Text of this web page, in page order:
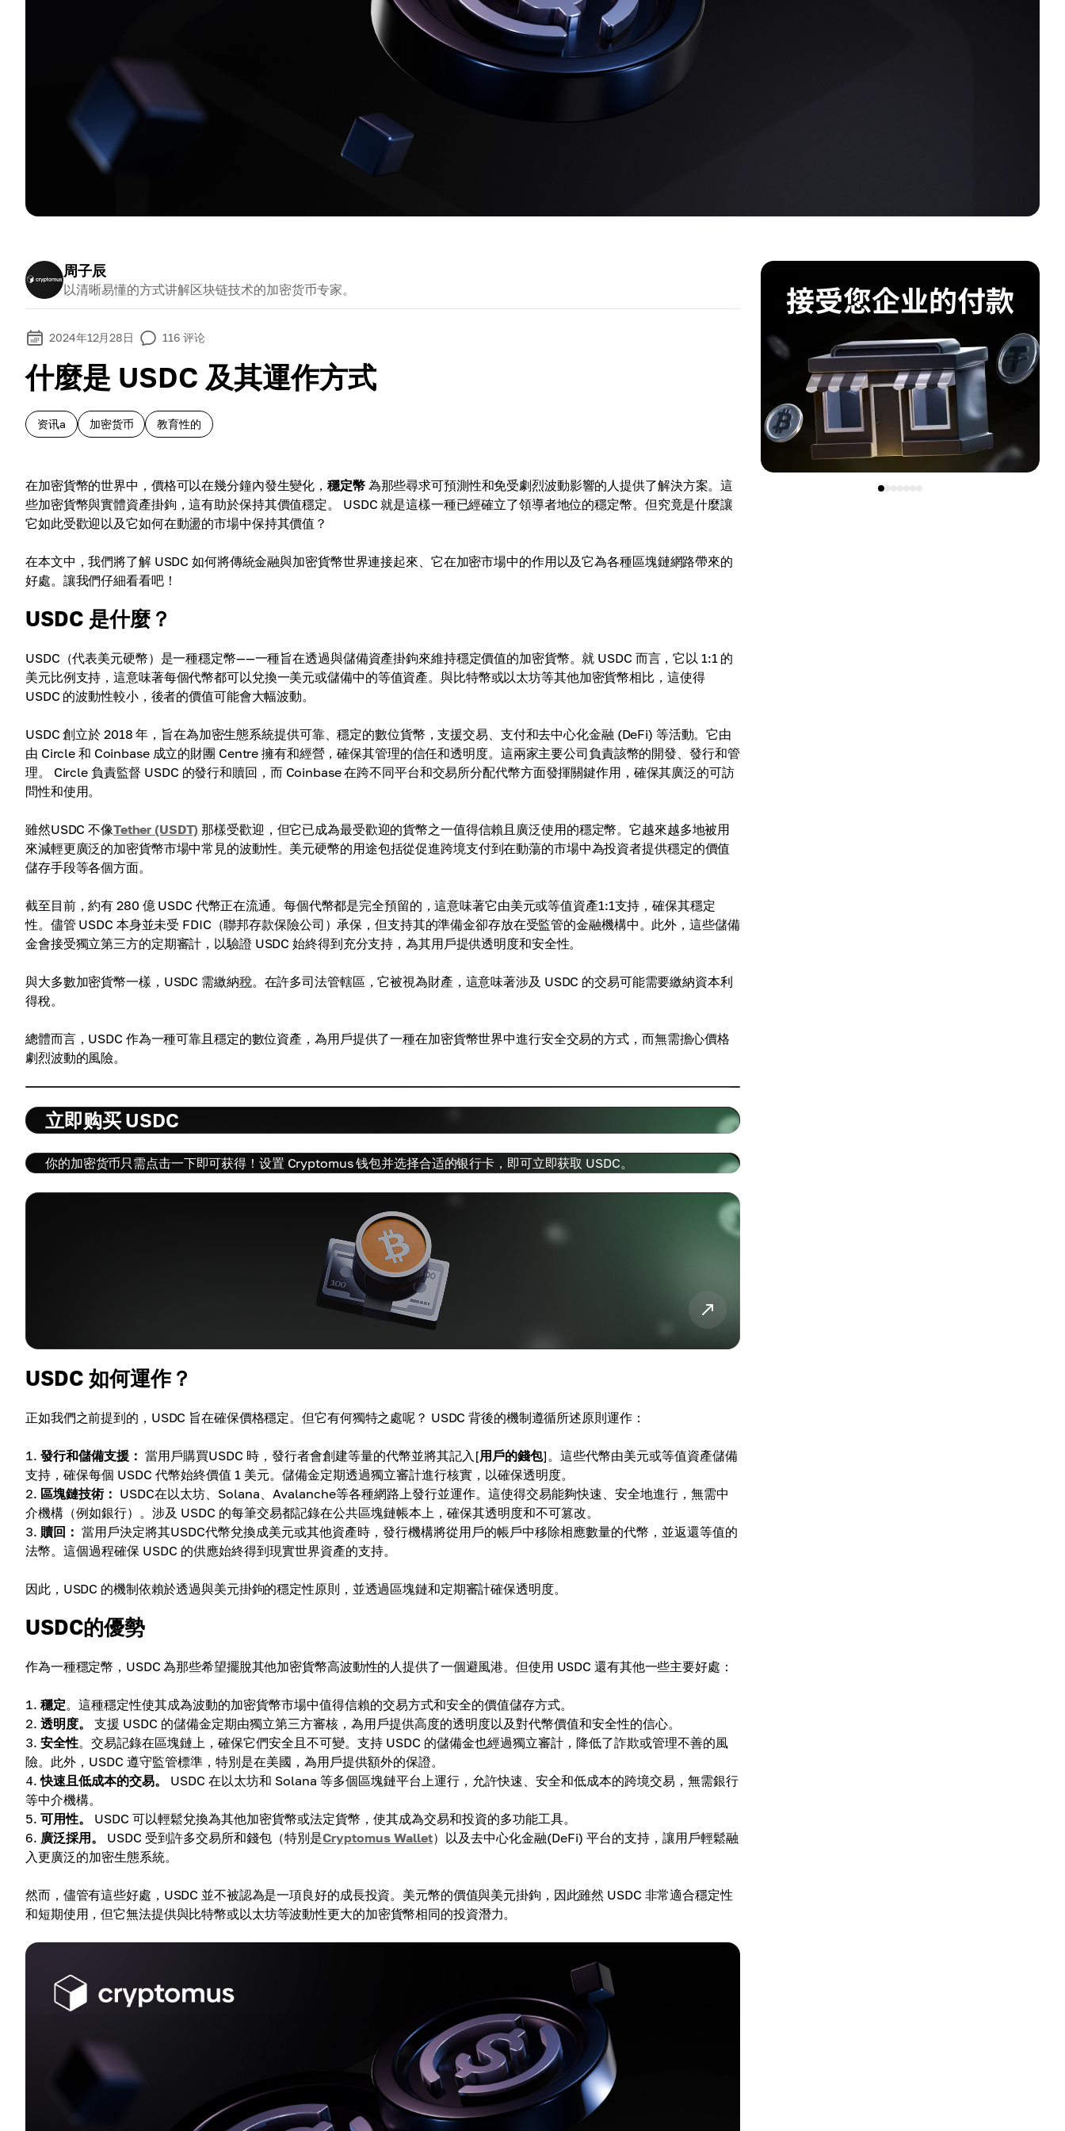
周子辰
以清晰易懂的方式讲解区块链技术的加密货币专家。
2024年12月28日 116 评论
什麼是 USDC 及其運作方式
资讯a 加密货币 教育性的
在加密貨幣的世界中，價格可以在幾分鐘內發生變化，穩定幣為那些尋求可預測性和免受劇烈波動影響的人提供了解決方案。這
些加密貨幣與實體資產掛鉤，這有助於保持其價值穩定。 USDC 就是這樣一種已經確立了領導者地位的穩定幣。但究竟是什麼讓
它如此受歡迎以及它如何在動盪的市場中保持其價值？
在本文中，我們將了解 USDC 如何將傳統金融與加密貨幣世界連接起來、它在加密市場中的作用以及它為各種區塊鏈網路帶來的
好處。讓我們仔細看看吧！
USDC 是什麼？
USDC（代表美元硬幣）是一種穩定幣——一種旨在透過與儲備資產掛鉤來維持穩定價值的加密貨幣。就 USDC 而言，它以 1:1 的
美元比例支持，這意味著每個代幣都可以兌換一美元或儲備中的等值資產。與比特幣或以太坊等其他加密貨幣相比，這使得
USDC 的波動性較小，後者的價值可能會大幅波動。
USDC 創立於 2018 年，旨在為加密生態系統提供可靠、穩定的數位貨幣，支援交易、支付和去中心化金融 (DeFi) 等活動。它由
由 Circle 和 Coinbase 成立的財團 Centre 擁有和經營，確保其管理的信任和透明度。這兩家主要公司負責該幣的開發、發行和管
理。 Circle 負責監督 USDC 的發行和贖回，而 Coinbase 在跨不同平台和交易所分配代幣方面發揮關鍵作用，確保其廣泛的可訪
問性和使用。
雖然USDC 不像Tether (USDT) 那樣受歡迎，但它已成為最受歡迎的貨幣之一值得信賴且廣泛使用的穩定幣。它越來越多地被用
來減輕更廣泛的加密貨幣市場中常見的波動性。美元硬幣的用途包括從促進跨境支付到在動蕩的市場中為投資者提供穩定的價值
儲存手段等各個方面。
截至目前，約有 280 億 USDC 代幣正在流通。每個代幣都是完全預留的，這意味著它由美元或等值資產1:1支持，確保其穩定
性。儘管 USDC 本身並未受 FDIC（聯邦存款保險公司）承保，但支持其的準備金卻存放在受監管的金融機構中。此外，這些儲備
金會接受獨立第三方的定期審計，以驗證 USDC 始終得到充分支持，為其用戶提供透明度和安全性。
與大多數加密貨幣一樣，USDC 需繳納稅。在許多司法管轄區，它被視為財產，這意味著涉及 USDC 的交易可能需要繳納資本利
得稅。
總體而言，USDC 作為一種可靠且穩定的數位資產，為用戶提供了一種在加密貨幣世界中進行安全交易的方式，而無需擔心價格
劇烈波動的風險。
立即购买 USDC
你的加密货币只需点击一下即可获得！设置 Cryptomus 钱包并选择合适的银行卡，即可立即获取 USDC。
USDC 如何運作？
正如我們之前提到的，USDC 旨在確保價格穩定。但它有何獨特之處呢？ USDC 背後的機制遵循所述原則運作：
發行和儲備支援： 當用戶購買USDC 時，發行者會創建等量的代幣並將其記入[用戶的錢包]。這些代幣由美元或等值資產儲備
支持，確保每個 USDC 代幣始終價值 1 美元。儲備金定期透過獨立審計進行核實，以確保透明度。
區塊鏈技術： USDC在以太坊、Solana、Avalanche等各種網路上發行並運作。這使得交易能夠快速、安全地進行，無需中
介機構（例如銀行）。涉及 USDC 的每筆交易都記錄在公共區塊鏈帳本上，確保其透明度和不可篡改。
贖回： 當用戶決定將其USDC代幣兌換成美元或其他資產時，發行機構將從用戶的帳戶中移除相應數量的代幣，並返還等值的
法幣。這個過程確保 USDC 的供應始終得到現實世界資產的支持。
因此，USDC 的機制依賴於透過與美元掛鉤的穩定性原則，並透過區塊鏈和定期審計確保透明度。
USDC的優勢
作為一種穩定幣，USDC 為那些希望擺脫其他加密貨幣高波動性的人提供了一個避風港。但使用 USDC 還有其他一些主要好處：
穩定。這種穩定性使其成為波動的加密貨幣市場中值得信賴的交易方式和安全的價值儲存方式。
透明度。
支援 USDC 的儲備金定期由獨立第三方審核，為用戶提供高度的透明度以及對代幣價值和安全性的信心。
安全性。交易記錄在區塊鏈上，確保它們安全且不可變。支持 USDC 的儲備金也經過獨立審計，降低了詐欺或管理不善的風
險。此外，USDC 遵守監管標準，特別是在美國，為用戶提供額外的保證。
快速且低成本的交易。
USDC 在以太坊和 Solana 等多個區塊鏈平台上運行，允許快速、安全和低成本的跨境交易，無需銀行
等中介機構。
可用性。
USDC 可以輕鬆兌換為其他加密貨幣或法定貨幣，使其成為交易和投資的多功能工具。
廣泛採用。
USDC 受到許多交易所和錢包（特別是Cryptomus Wallet）以及去中心化金融(DeFi) 平台的支持，讓用戶輕鬆融
入更廣泛的加密生態系統。
然而，儘管有這些好處，USDC 並不被認為是一項良好的成長投資。美元幣的價值與美元掛鉤，因此雖然 USDC 非常適合穩定性
和短期使用，但它無法提供與比特幣或以太坊等波動性更大的加密貨幣相同的投資潛力。